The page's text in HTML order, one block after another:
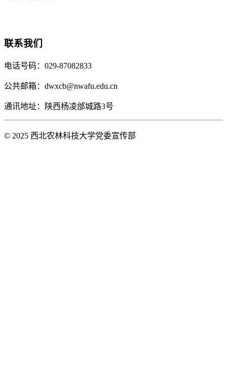
联系我们
电话号码：029-87082833
公共邮箱：dwxcb@nwafu.edu.cn
通讯地址：陕西杨凌邰城路3号
© 2025 西北农林科技大学党委宣传部